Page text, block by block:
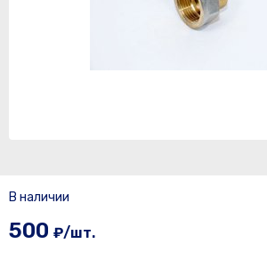
В наличии
500 ₽/шт.